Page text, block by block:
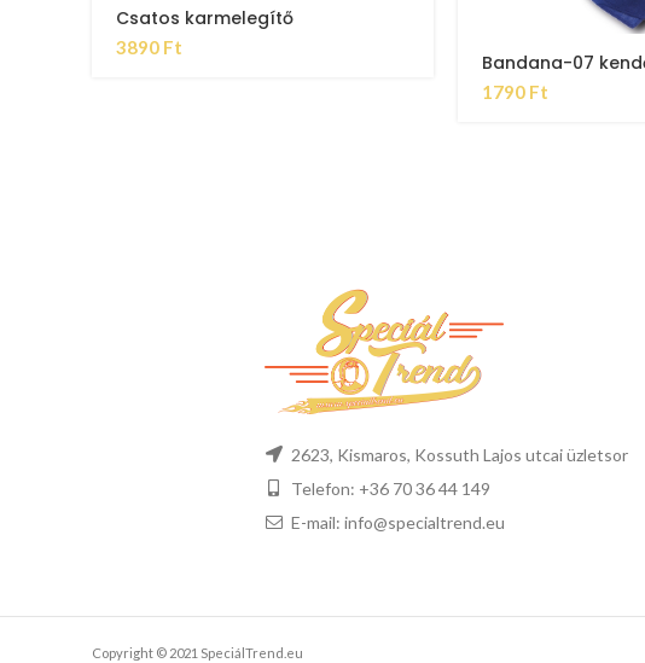
Csatos karmelegítő
3890 Ft
Bandana-07
1790 Ft
2623, Kismaros, Kossuth Lajos utcai üzletsor
Telefon: +36 70 36 44 149
E-mail: info@specialtrend.eu
Copyright © 2021 SpeciálTrend.eu